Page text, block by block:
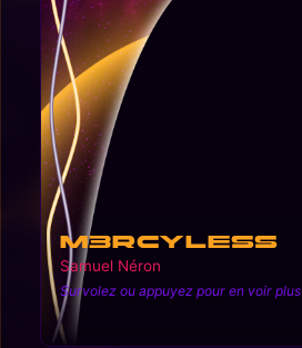
M3rcyless
Samuel Néron
Survolez ou appuyez pour en voir plus